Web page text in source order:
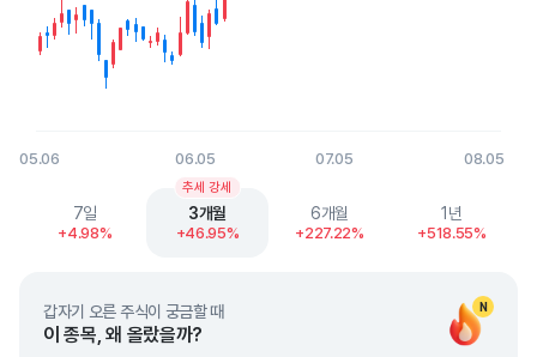
05.06 06.05 07.05 08.05
End of interactive chart.
7일
+4.98%
3개월
+46.95%
추세 강세
6개월
+227.22%
1년
+518.55%
N
갑자기 오른 주식이 궁금할 때
이 종목, 왜 올랐을까?